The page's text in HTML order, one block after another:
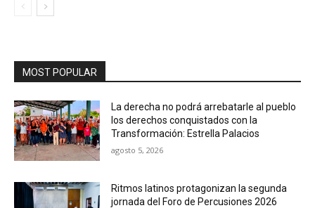
MOST POPULAR
La derecha no podrá arrebatarle al pueblo
los derechos conquistados con la
Transformación: Estrella Palacios
agosto 5, 2026
Ritmos latinos protagonizan la segunda
jornada del Foro de Percusiones 2026